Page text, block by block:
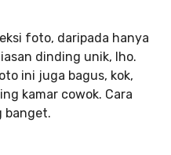
foto, daripada hanya
dinding unik, lho.
ini juga bagus, kok,
kamar cowok. Cara
banget.